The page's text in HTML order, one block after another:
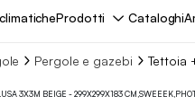
Prodotti Cataloghi
Pergole e gazebi Tettoia